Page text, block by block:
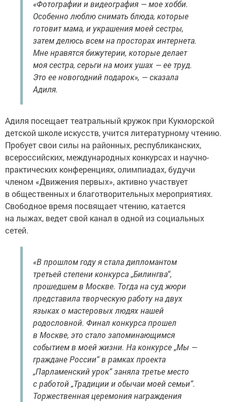
«Фотографии и видеография — мое хобби.
Особенно люблю снимать блюда, которые
готовит мама, и украшения моей сестры,
затем делюсь всем на просторах интернета.
Мне нравятся бижутерии, которые делает
моя сестра, серьги на моих ушах — ее труд.
Это ее новогодний подарок», — сказала
Адиля.
Адиля посещает театральный кружок при Кукморской
детской школе искусств, учится литературному чтению.
Пробует свои силы на районных, республиканских,
всероссийских, международных конкурсах и научно-
практических конференциях, олимпиадах, будучи
членом «Движения первых», активно участвует
в общественных и благотворительных мероприятиях.
Свободное время посвящает чтению, катается
на лыжах, ведет свой канал в одной из социальных
сетей.
«В прошлом году я стала дипломантом
третьей степени конкурса „Билингва“,
прошедшем в Москве. Тогда на суд жюри
представила творческую работу на двух
языках о мастеровых людях нашей
родословной. Финал конкурса прошел
в Москве, это стало запоминающимся
событием в моей жизни. На конкурсе „Мы —
граждане России“ в рамках проекта
„Парламенский урок“ заняла третье место
с работой „Традиции и обычаи моей семьи“.
Торжественная церемония награждения